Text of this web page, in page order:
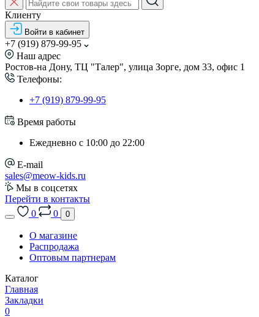
Клиенту
Войти в кабинет
+7 (919) 879-99-95
Наш адрес
Ростов-на Дону, ТЦ "Талер", улица Зорге, дом 33, офис 1
Телефоны:
+7 (919) 879-99-95
Время работы
Ежедневно с 10:00 до 22:00
E-mail
sales@meow-kids.ru
Мы в соцсетях
Перейти в контакты
0
0 0
О магазине
Распродажа
Оптовым партнерам
Каталог
Главная
Закладки
0